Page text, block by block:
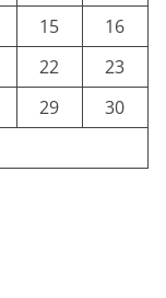
15
16
22
23
29
30